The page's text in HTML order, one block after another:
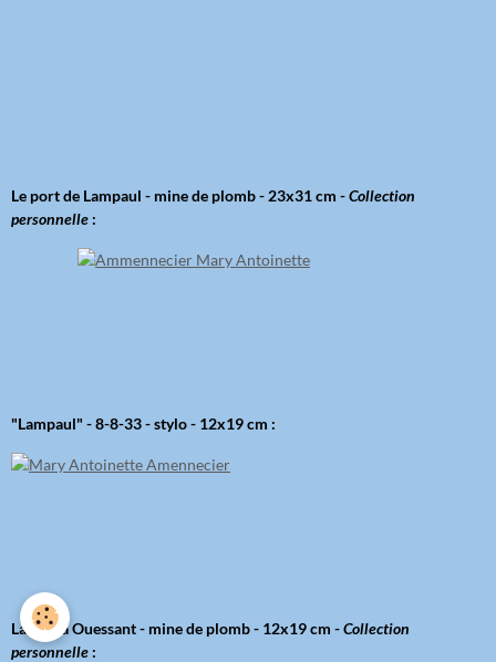
Le port de Lampaul - mine de plomb - 23x31 cm -Collection
personnelle :
"Lampaul" - 8-8-33 - stylo - 12x19 cm :
La cale à Ouessant - mine de plomb - 12x19 cm -Collection
personnelle :